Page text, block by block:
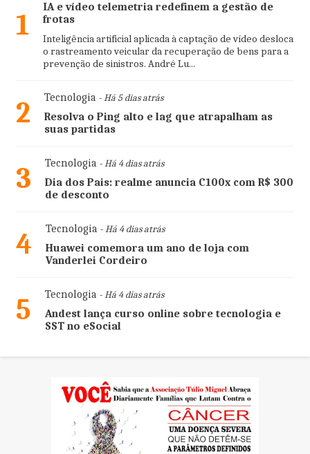
1
IA e vídeo telemetria redefinem a gestão de
frotas
Inteligência artificial aplicada à captação de vídeo desloca
o rastreamento veicular da recuperação de bens para a
prevenção de sinistros. André Lu...
2 Tecnologia- Há 5 dias atrás
Resolva o Ping alto e lag que atrapalham as
suas partidas
3 Tecnologia- Há 4 dias atrás
Dia dos Pais: realme anuncia C100x com R$ 300
de desconto
4 Tecnologia- Há 4 dias atrás
Huawei comemora um ano de loja com
Vanderlei Cordeiro
5 Tecnologia- Há 4 dias atrás
Andest lança curso online sobre tecnologia e
SST no eSocial